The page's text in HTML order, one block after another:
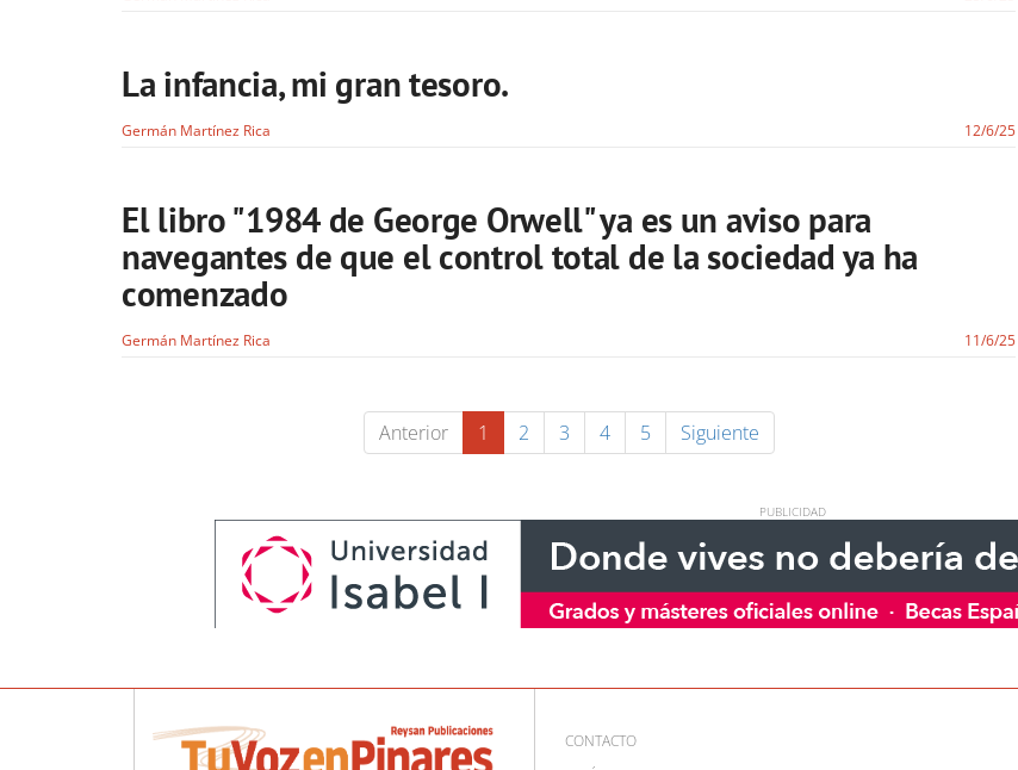
Germán Martínez Rica 12/6/25
La infancia, mi gran tesoro.
Germán Martínez Rica 11/6/25
El libro "1984 de George Orwell" ya es un aviso para
navegantes de que el control total de la sociedad ya ha
comenzado
Anterior 1 2 3 4 5 Siguiente
CONTACTO